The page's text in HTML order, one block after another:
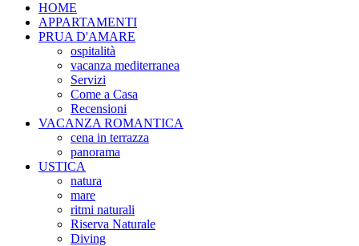
HOME
APPARTAMENTI
PRUA D'AMARE
ospitalità
vacanza mediterranea
Servizi
Come a Casa
Recensioni
VACANZA ROMANTICA
cena in terrazza
panorama
USTICA
natura
mare
ritmi naturali
Riserva Naturale
Diving